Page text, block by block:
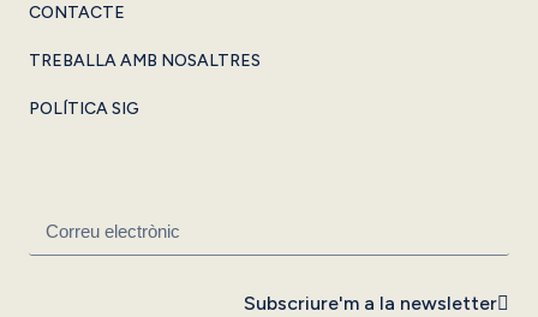
CONTACTE
TREBALLA AMB NOSALTRES
POLÍTICA SIG
Subscriure'm a la newsletter